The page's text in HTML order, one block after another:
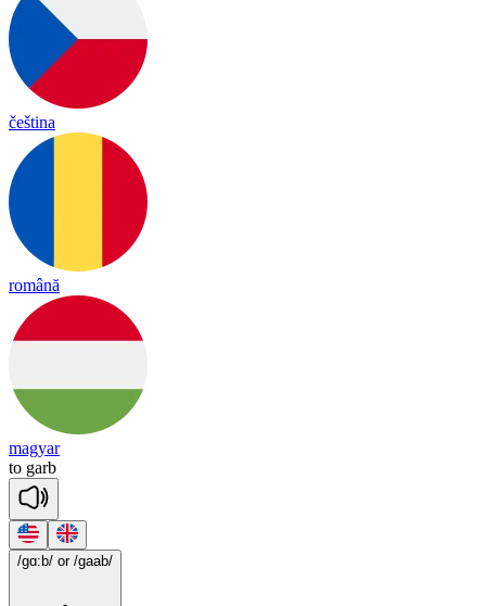
čeština
română
magyar
to garb
/gɑ:b/ or /gaab/